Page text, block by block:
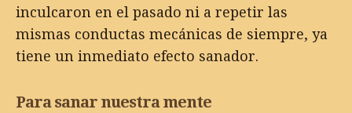
inculcaron en el pasado ni a repetir las
mismas conductas mecánicas de siempre, ya
tiene un inmediato efecto sanador.
Para sanar nuestra mente